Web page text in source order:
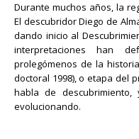
Durante muchos años, la
El descubridor Diego de
dando inicio al
interpretaciones han
prolegómenos de la
doctoral 1998), o etapa del
habla de
evolucionando.